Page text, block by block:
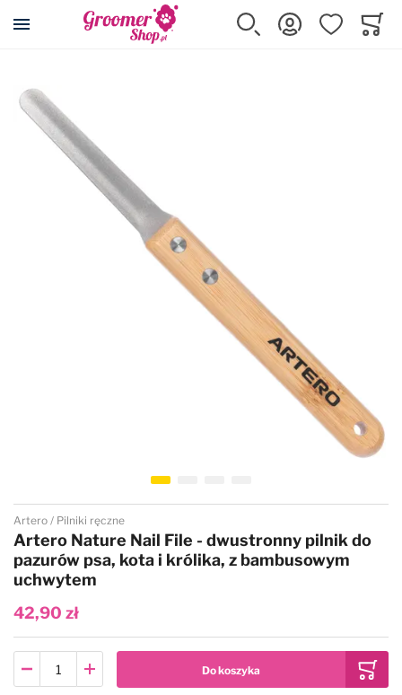
Przejdź na stronę główną
Szukaj Zaloguj sięUlubione
Przejdź na koniec galerii
Przejdź na początek galerii
Artero Pilniki ręczne
Artero Nature Nail File - dwustronny pilnik do
pazurów psa, kota i królika, z bambusowym
uchwytem
42,90 zł